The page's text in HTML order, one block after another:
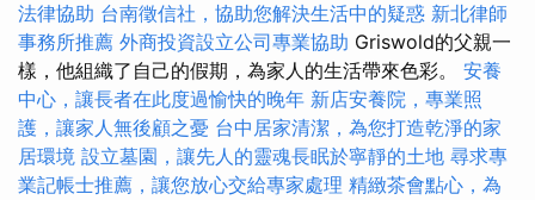
法律協助 台南徵信社，協助您解決生活中的疑惑 新北律師
事務所推薦 外商投資設立公司專業協助 Griswold的父親一
樣，他組織了自己的假期，為家人的生活帶來色彩。 安養
中心，讓長者在此度過愉快的晚年 新店安養院，專業照
護，讓家人無後顧之憂 台中居家清潔，為您打造乾淨的家
居環境 設立墓園，讓先人的靈魂長眠於寧靜的土地 尋求專
業記帳士推薦，讓您放心交給專家處理 精緻茶會點心，為